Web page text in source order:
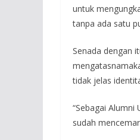
untuk
tanpa ada satu
Senada dengan
tidak jelas
“Sebagai
sudah